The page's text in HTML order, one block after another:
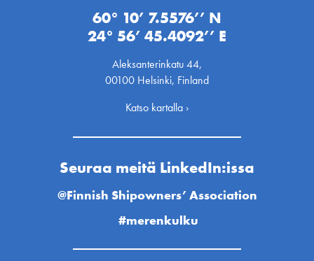
60° 10’ 7.5576’’ N
24° 56’ 45.4092’’ E
Aleksanterinkatu 44,
00100 Helsinki, Finland
Katso kartalla ›
Seuraa meitä LinkedIn:issa
@Finnish Shipowners’ Association
#merenkulku